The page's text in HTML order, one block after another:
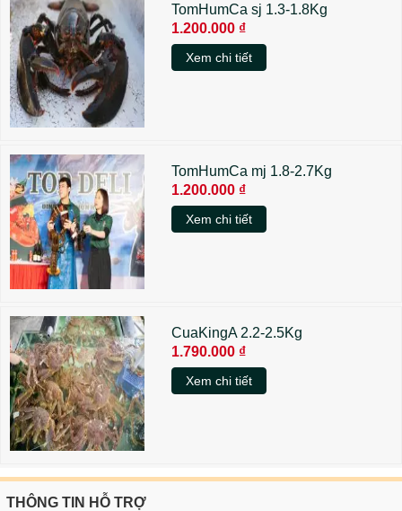
TomHumCa sj 1.3-1.8Kg
1.200.000 ₫
Xem chi tiết
TomHumCa mj 1.8-2.7Kg
1.200.000 ₫
Xem chi tiết
CuaKingA 2.2-2.5Kg
1.790.000 ₫
Xem chi tiết
THÔNG TIN HỖ TRỢ